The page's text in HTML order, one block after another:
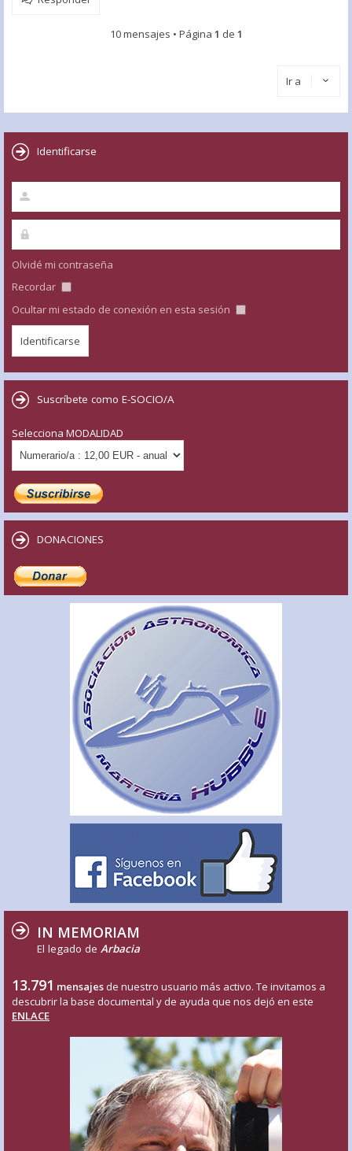
10 mensajes • Página 1 de 1
Ir a
Identificarse
Olvidé mi contraseña
Recordar
Ocultar mi estado de conexión en esta sesión
Suscríbete como E-SOCIO/A
Selecciona MODALIDAD
DONACIONES
IN MEMORIAM
El legado de Arbacia
13.791 mensajes de nuestro usuario más activo. Te invitamos a
descubrir la base documental y de ayuda que nos dejó en este
ENLACE